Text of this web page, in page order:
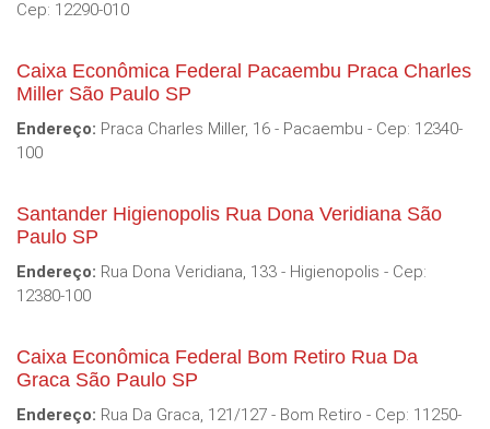
Cep: 12290-010
Caixa Econômica Federal Pacaembu Praca Charles
Miller São Paulo SP
Endereço: Praca Charles Miller, 16 - Pacaembu - Cep: 12340-
100
Santander Higienopolis Rua Dona Veridiana São
Paulo SP
Endereço: Rua Dona Veridiana, 133 - Higienopolis - Cep:
12380-100
Caixa Econômica Federal Bom Retiro Rua Da
Graca São Paulo SP
Endereço: Rua Da Graca, 121/127 - Bom Retiro - Cep: 11250-